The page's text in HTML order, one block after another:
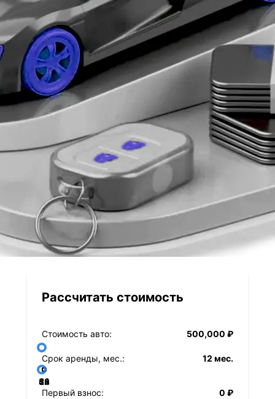
Рассчитать стоимость
Стоимость авто: 500,000 ₽
Срок аренды, мес.: 12 мес.
12
24
36
48
60
72
84
Первый взнос:
0 ₽